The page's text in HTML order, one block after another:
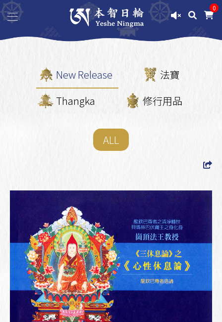
0
New Release
法寶
Thangka
修行用品
ALL